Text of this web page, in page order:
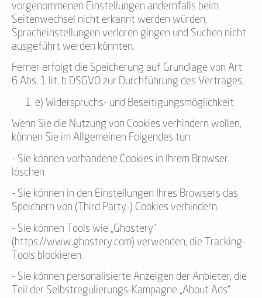
vorgenommenen Einstellungen andernfalls beim
Seitenwechsel nicht erkannt werden würden,
Spracheinstellungen verloren gingen und Suchen nicht
ausgeführt werden könnten.
Ferner erfolgt die Speicherung auf Grundlage von Art.
6 Abs. 1 lit. b DSGVO zur Durchführung des Vertrages.
e) Widerspruchs- und Beseitigungsmöglichkeit
Wenn Sie die Nutzung von Cookies verhindern wollen,
können Sie im Allgemeinen Folgendes tun:
- Sie können vorhandene Cookies in Ihrem Browser
löschen
- Sie können in den Einstellungen Ihres Browsers das
Speichern von (Third Party-) Cookies verhindern.
- Sie können Tools wie „Ghostery“
(https://www.ghostery.com) verwenden, die Tracking-
Tools blockieren.
- Sie können personalisierte Anzeigen der Anbieter, die
Teil der Selbstregulierungs-Kampagne „About Ads“